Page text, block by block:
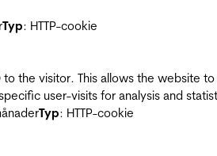
Typ: HTTP-cookie
to the visitor. This allows the website to
user-visits for analysis and
Typ: HTTP-cookie